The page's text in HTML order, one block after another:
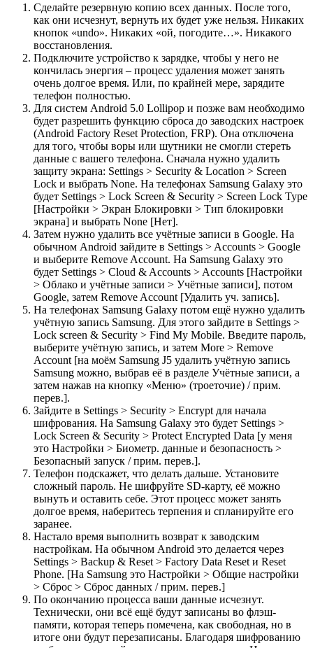
Сделайте резервную копию всех данных. После того,
как они исчезнут, вернуть их будет уже нельзя. Никаких
кнопок «undo». Никаких «ой, погодите…». Никакого
восстановления.
Подключите устройство к зарядке, чтобы у него не
кончилась энергия – процесс удаления может занять
очень долгое время. Или, по крайней мере, зарядите
телефон полностью.
Для систем Android 5.0 Lollipop и позже вам необходимо
будет разрешить функцию сброса до заводских настроек
(Android Factory Reset Protection, FRP). Она отключена
для того, чтобы воры или шутники не смогли стереть
данные с вашего телефона. Сначала нужно удалить
защиту экрана: Settings > Security & Location > Screen
Lock и выбрать None. На телефонах Samsung Galaxy это
будет Settings > Lock Screen & Security > Screen Lock Type
[Настройки > Экран Блокировки > Тип блокировки
экрана] и выбрать None [Нет].
Затем нужно удалить все учётные записи в Google. На
обычном Android зайдите в Settings > Accounts > Google
и выберите Remove Account. На Samsung Galaxy это
будет Settings > Cloud & Accounts > Accounts [Настройки
> Облако и учётные записи > Учётные записи], потом
Google, затем Remove Account [Удалить уч. запись].
На телефонах Samsung Galaxy потом ещё нужно удалить
учётную запись Samsung. Для этого зайдите в Settings >
Lock screen & Security > Find My Mobile. Введите пароль,
выберите учётную запись, и затем More > Remove
Account [на моём Samsung J5 удалить учётную запись
Samsung можно, выбрав её в разделе Учётные записи, а
затем нажав на кнопку «Меню» (троеточие) / прим.
перев.].
Зайдите в Settings > Security > Encrypt для начала
шифрования. На Samsung Galaxy это будет Settings >
Lock Screen & Security > Protect Encrypted Data [у меня
это Настройки > Биометр. данные и безопасность >
Безопасный запуск / прим. перев.].
Телефон подскажет, что делать дальше. Установите
сложный пароль. Не шифруйте SD-карту, её можно
вынуть и оставить себе. Этот процесс может занять
долгое время, наберитесь терпения и спланируйте его
заранее.
Настало время выполнить возврат к заводским
настройкам. На обычном Android это делается через
Settings > Backup & Reset > Factory Data Reset и Reset
Phone. [На Samsung это Настройки > Общие настройки
> Сброс > Сброс данных / прим. перев.]
По окончанию процесса ваши данные исчезнут.
Технически, они всё ещё будут записаны во флэш-
памяти, которая теперь помечена, как свободная, но в
итоге они будут перезаписаны. Благодаря шифрованию